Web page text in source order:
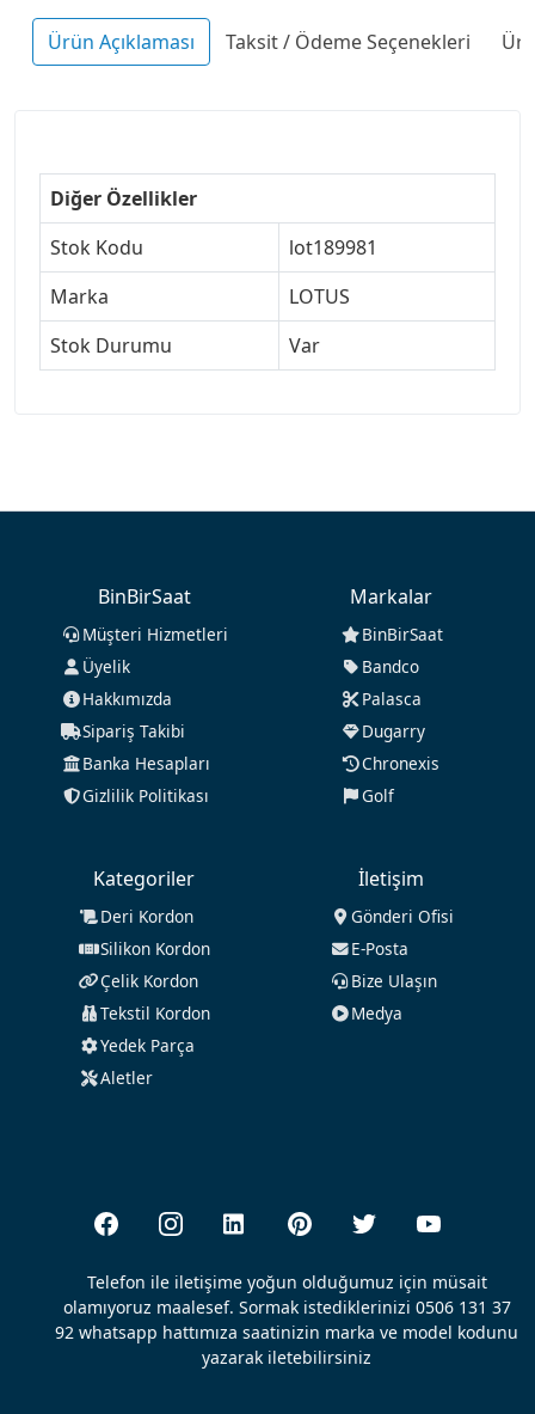
Ürün Açıklaması Taksit / Ödeme Seçenekleri
Diğer Özellikler
Stok Kodu
lot189981
Marka
LOTUS
Stok Durumu
Var
BinBirSaat
Müşteri Hizmetleri
Üyelik
Hakkımızda
Sipariş Takibi
Banka Hesapları
Gizlilik Politikası
Markalar
BinBirSaat
Bandco
Palasca
Dugarry
Chronexis
Golf
Kategoriler
Deri Kordon
Silikon Kordon
Çelik Kordon
Tekstil Kordon
Yedek Parça
Aletler
İletişim
Gönderi Ofisi
E-Posta
Bize Ulaşın
Medya
Telefon ile iletişime yoğun olduğumuz için müsait
olamıyoruz maalesef. Sormak istediklerinizi 0506 131 37
92 whatsapp hattımıza saatinizin marka ve model kodunu
yazarak iletebilirsiniz